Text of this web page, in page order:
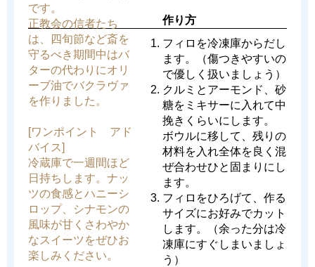
です。
正教会の信者たち
は、四旬節など斎を
守るべき期間中はバ
ターの代わりにオリ
ーブ油でバクラヴァ
を作りました。
[ワンポイント アド
バイス]
冷蔵庫で一週間ほど
日持ちします。ナッ
ツの食感とハニーシ
ロップ、シナモンの
風味が甘くさわやか
なスイーツをぜひお
楽しみください。
作り方
フィロを冷凍庫からだし
ます。（傷つきやすいの
で優しく扱いましょう）
クルミとアーモンド、砂
糖をミキサーに入れて中
挽きくらいにします。
ボウルに移して、残りの
材料を入れ全体を良く混
ぜ合わせひと固まりにし
ます。
フィロをひろげて、作る
サイズにお好みでカット
します。（余った分は冷
凍庫にすぐしまいましょ
う）